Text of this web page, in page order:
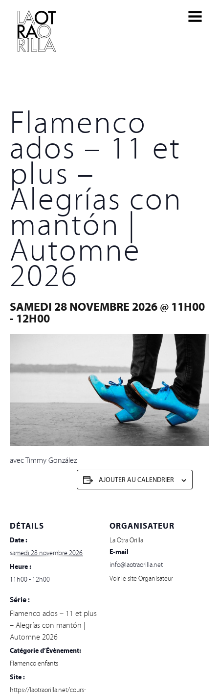
Flamenco
ados – 11 et
plus –
Alegrías con
mantón |
Automne
2026
SAMEDI 28 NOVEMBRE 2026 @ 11H00
- 12H00
avec Timmy González
AJOUTER AU CALENDRIER
DÉTAILS
Date :
samedi 28 novembre 2026
Heure :
11h00 - 12h00
Série :
Flamenco ados – 11 et plus
– Alegrías con mantón |
Automne 2026
Catégorie d’Évènement:
Flamenco enfants
Site :
https://laotraorilla.net/cours-
ORGANISATEUR
La Otra Orilla
E-mail
info@laotraorilla.net
Voir le site Organisateur